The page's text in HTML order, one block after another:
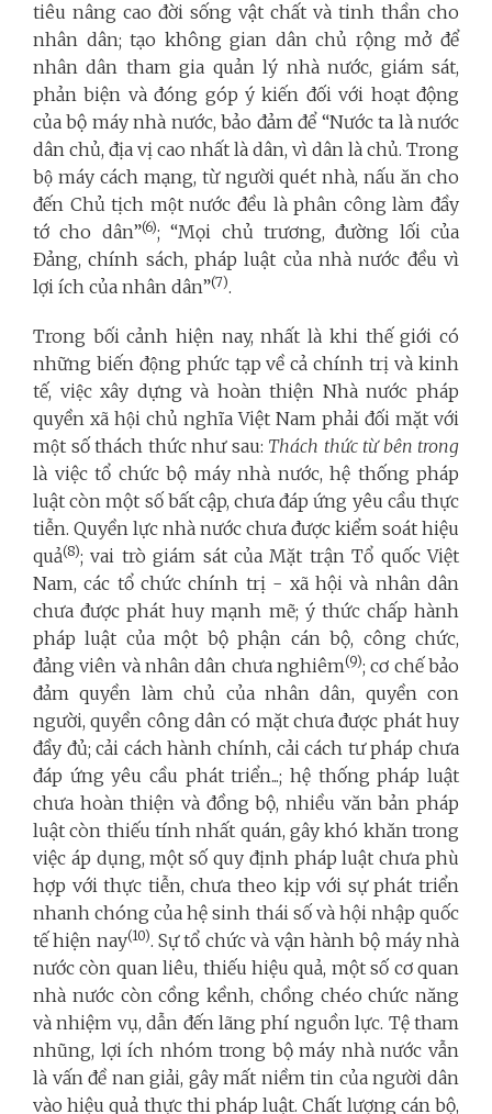
tiêu nâng cao đời sống vật chất và tinh thần cho
nhân dân; tạo không gian dân chủ rộng mở để
nhân dân tham gia quản lý nhà nước, giám sát,
phản biện và đóng góp ý kiến đối với hoạt động
của bộ máy nhà nước, bảo đảm để “Nước ta là nước
dân chủ, địa vị cao nhất là dân, vì dân là chủ. Trong
bộ máy cách mạng, từ người quét nhà, nấu ăn cho
đến Chủ tịch một nước đều là phân công làm đầy
tớ cho dân”(6); “Mọi chủ trương, đường lối của
Đảng, chính sách, pháp luật của nhà nước đều vì
lợi ích của nhân dân”(7).
Trong bối cảnh hiện nay, nhất là khi thế giới có
những biến động phức tạp về cả chính trị và kinh
tế, việc xây dựng và hoàn thiện Nhà nước pháp
quyền xã hội chủ nghĩa Việt Nam phải đối mặt với
một số thách thức như sau: Thách thức từ bên trong
là việc tổ chức bộ máy nhà nước, hệ thống pháp
luật còn một số bất cập, chưa đáp ứng yêu cầu thực
tiễn. Quyền lực nhà nước chưa được kiểm soát hiệu
quả(8); vai trò giám sát của Mặt trận Tổ quốc Việt
Nam, các tổ chức chính trị - xã hội và nhân dân
chưa được phát huy mạnh mẽ; ý thức chấp hành
pháp luật của một bộ phận cán bộ, công chức,
đảng viên và nhân dân chưa nghiêm(9); cơ chế bảo
đảm quyền làm chủ của nhân dân, quyền con
người, quyền công dân có mặt chưa được phát huy
đầy đủ; cải cách hành chính, cải cách tư pháp chưa
đáp ứng yêu cầu phát triển...; hệ thống pháp luật
chưa hoàn thiện và đồng bộ, nhiều văn bản pháp
luật còn thiếu tính nhất quán, gây khó khăn trong
việc áp dụng, một số quy định pháp luật chưa phù
hợp với thực tiễn, chưa theo kịp với sự phát triển
nhanh chóng của hệ sinh thái số và hội nhập quốc
tế hiện nay(10). Sự tổ chức và vận hành bộ máy nhà
nước còn quan liêu, thiếu hiệu quả, một số cơ quan
nhà nước còn cồng kềnh, chồng chéo chức năng
và nhiệm vụ, dẫn đến lãng phí nguồn lực. Tệ tham
nhũng, lợi ích nhóm trong bộ máy nhà nước vẫn
là vấn đề nan giải, gây mất niềm tin của người dân
vào hiệu quả thực thi pháp luật. Chất lượng cán bộ,